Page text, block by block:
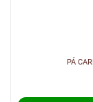
PÁ